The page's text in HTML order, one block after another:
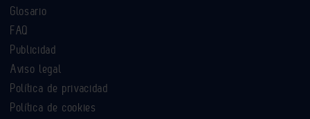
Glosario
FAQ
Publicidad
Aviso legal
Política de privacidad
Política de cookies